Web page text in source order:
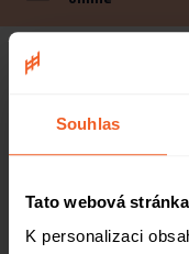
Souhlas
Tato webová
K personalizaci